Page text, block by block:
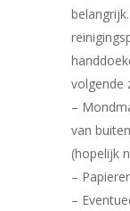
volgende
–
van
(hopelijk
–
–